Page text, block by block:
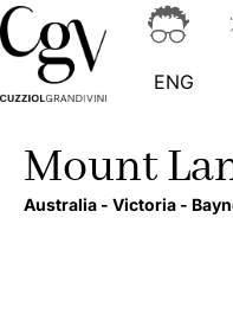
ENG
Mount
Australia - Victoria -